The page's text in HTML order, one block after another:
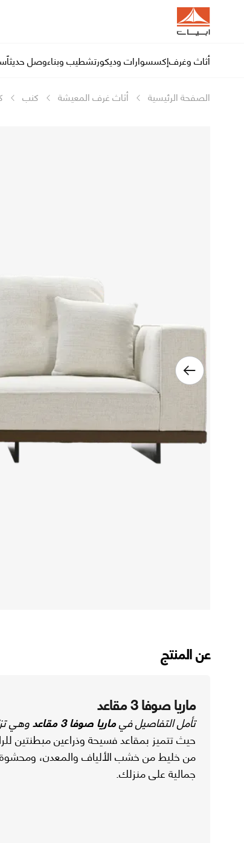
أثاث وغرفإكسسوارات وديكورتشطيب وبناءوصل حديثاً
الصفحة الرئيسية أثاث غرف المعيشة كنب
عن المنتج
ماريا صوفا 3 مقاعد
تأمل التفاصيل فيماريا صوفا 3 مقاعد وهي
حيث تتميز بمقاعد فسيحة وذراعين مبطنتين
من خليط من خشب الألياف والمعدن،
جمالية على منزلك.